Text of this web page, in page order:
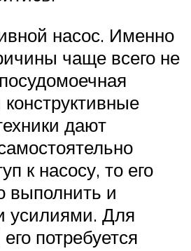
насос. Именно
чаще всего не
дают
к насосу, то его
выполнить и
усилиями. Для
потребуется